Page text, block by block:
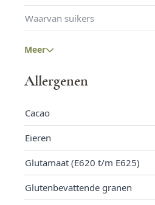
Waarvan suikers
Meer
Allergenen
Cacao
Eieren
Glutamaat (E620 t/m E625)
Glutenbevattende granen